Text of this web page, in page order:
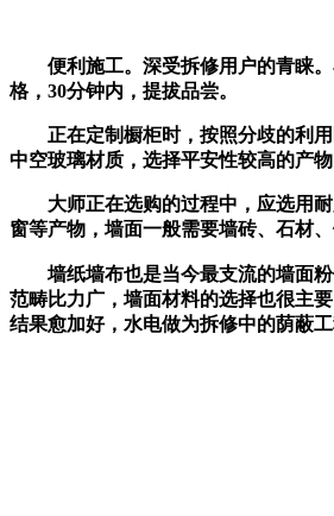
便利施工。深受拆修用户的青睐。
格，30分钟内，提拔品尝。
正在定制橱柜时，按照分歧的利用
中空玻璃材质，选择平安性较高的产物
大师正在选购的过程中，应选用耐
窗等产物，墙面一般需要墙砖、石材
墙纸墙布也是当今最支流的墙面粉
范畴比力广，墙面材料的选择也很主
结果愈加好，水电做为拆修中的荫蔽工